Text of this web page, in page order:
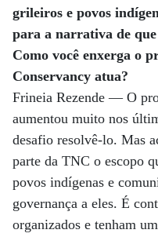
grileiros e povos
para a narrativa de
Como você enxerga o
Conservancy atua?
Frineia Rezende — O
aumentou muito nos
desafio resolvê-lo. Mas
parte da TNC o escopo
povos indígenas e
governança a eles. É
organizados e tenham